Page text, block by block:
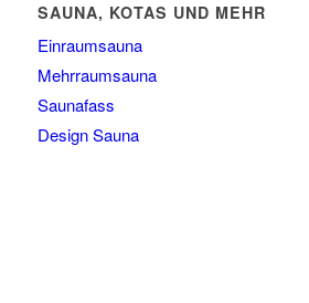
SAUNA, KOTAS UND MEHR
Einraumsauna
Mehrraumsauna
Saunafass
Design Sauna